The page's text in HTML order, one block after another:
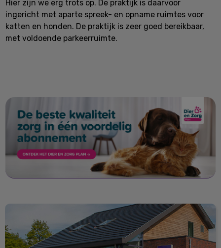
Hier zijn we erg trots op. De praktijk is daarvoor
ingericht met aparte spreek- en opname ruimtes voor
katten en honden. De praktijk is zeer goed bereikbaar,
met voldoende parkeerruimte.